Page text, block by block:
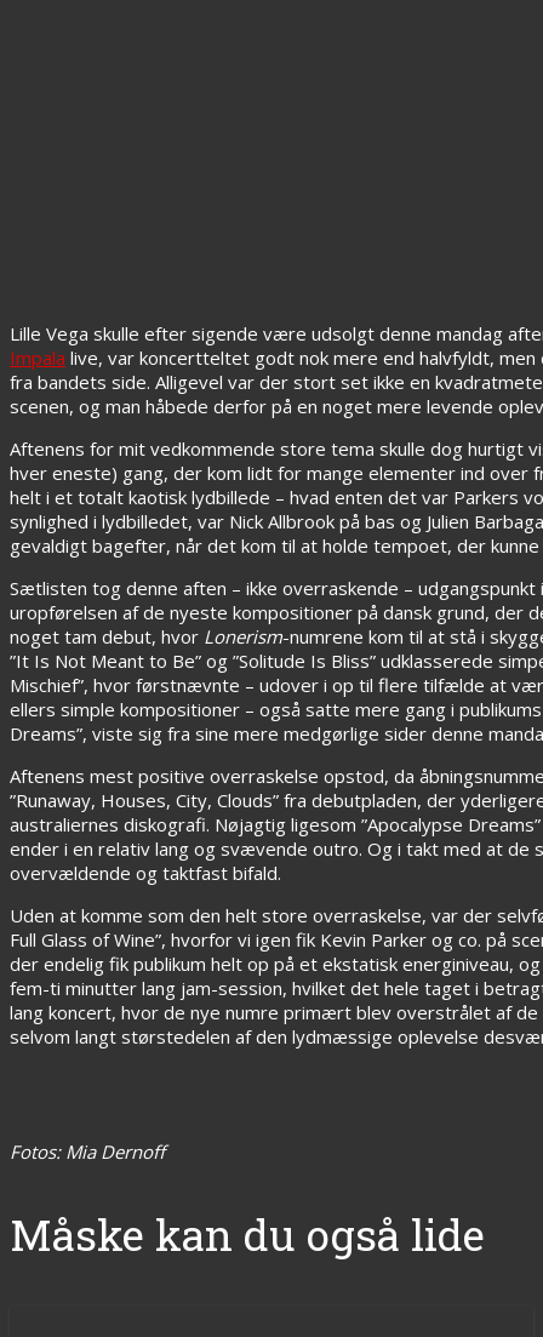
Lille Vega skulle efter sigende være udsolgt denne mandag
Impala live, var koncertteltet godt nok mere end halvfyldt,
fra bandets side. Alligevel var der stort set ikke en
scenen, og man håbede derfor på en noget mere levende
Aftenens for mit vedkommende store tema skulle dog hurtigt
hver eneste) gang, der kom lidt for mange elementer ind
helt i et totalt kaotisk lydbillede – hvad enten det var Parkers
synlighed i lydbilledet, var Nick Allbrook på bas og Julien
gevaldigt bagefter, når det kom til at holde tempoet, der
Sætlisten tog denne aften – ikke overraskende –
uropførelsen af de nyeste kompositioner på dansk grund,
noget tam debut, hvor Lonerism-numrene kom til at stå i
”It Is Not Meant to Be” og ”Solitude Is Bliss” udklasserede
Mischief”, hvor førstnævnte – udover i op til flere tilfælde at
ellers simple kompositioner – også satte mere gang i
Dreams”, viste sig fra sine mere medgørlige sider denne
Aftenens mest positive overraskelse opstod, da
”Runaway, Houses, City, Clouds” fra debutpladen, der
australiernes diskografi. Nøjagtig ligesom ”Apocalypse
ender i en relativ lang og svævende outro. Og i takt med at
overvældende og taktfast bifald.
Uden at komme som den helt store overraskelse, var der
Full Glass of Wine”, hvorfor vi igen fik Kevin Parker og co. på
der endelig fik publikum helt op på et ekstatisk energiniveau,
fem-ti minutter lang jam-session, hvilket det hele taget i
lang koncert, hvor de nye numre primært blev overstrålet af
selvom langt størstedelen af den lydmæssige oplevelse
Fotos: Mia Dernoff
Måske kan du også lide